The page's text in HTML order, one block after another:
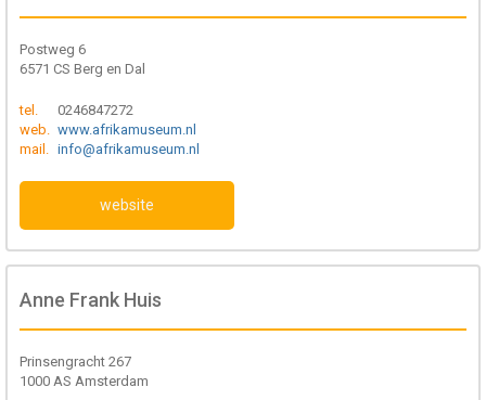
Postweg 6
6571 CS Berg en Dal
tel.
0246847272
web. www.afrikamuseum.nl
mail. info@afrikamuseum.nl
website
Anne Frank Huis
Prinsengracht 267
1000 AS Amsterdam